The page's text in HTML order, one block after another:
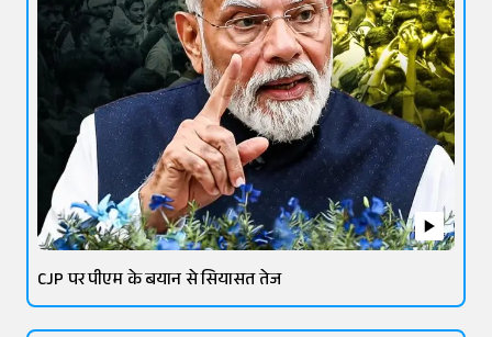
CJP पर पीएम के बयान से सियासत तेज